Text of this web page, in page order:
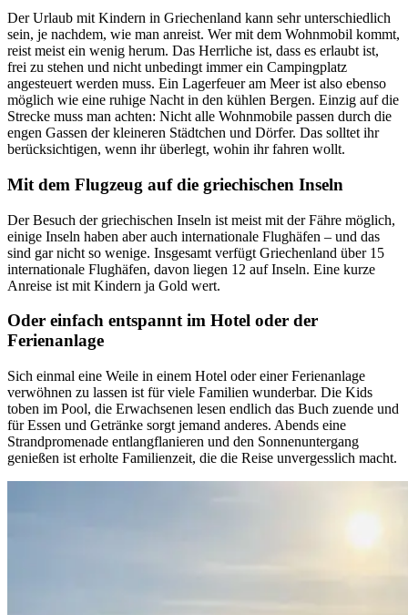
Der Urlaub mit Kindern in Griechenland kann sehr unterschiedlich
sein, je nachdem, wie man anreist. Wer mit dem Wohnmobil kommt,
reist meist ein wenig herum. Das Herrliche ist, dass es erlaubt ist,
frei zu stehen und nicht unbedingt immer ein Campingplatz
angesteuert werden muss. Ein Lagerfeuer am Meer ist also ebenso
möglich wie eine ruhige Nacht in den kühlen Bergen. Einzig auf die
Strecke muss man achten: Nicht alle Wohnmobile passen durch die
engen Gassen der kleineren Städtchen und Dörfer. Das solltet ihr
berücksichtigen, wenn ihr überlegt, wohin ihr fahren wollt.
Mit dem Flugzeug auf die griechischen Inseln
Der Besuch der griechischen Inseln ist meist mit der Fähre möglich,
einige Inseln haben aber auch internationale Flughäfen – und das
sind gar nicht so wenige. Insgesamt verfügt Griechenland über 15
internationale Flughäfen, davon liegen 12 auf Inseln. Eine kurze
Anreise ist mit Kindern ja Gold wert.
Oder einfach entspannt im Hotel oder der
Ferienanlage
Sich einmal eine Weile in einem Hotel oder einer Ferienanlage
verwöhnen zu lassen ist für viele Familien wunderbar. Die Kids
toben im Pool, die Erwachsenen lesen endlich das Buch zuende und
für Essen und Getränke sorgt jemand anderes. Abends eine
Strandpromenade entlangflanieren und den Sonnenuntergang
genießen ist erholte Familienzeit, die die Reise unvergesslich macht.